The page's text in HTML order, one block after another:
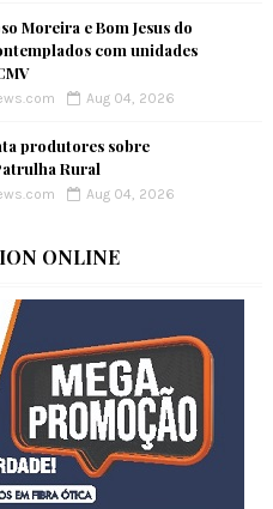
Moreira e Bom Jesus do
com unidades
Aug 04, 2026
produtores sobre
Rural
Aug 04, 2026
ONLINE